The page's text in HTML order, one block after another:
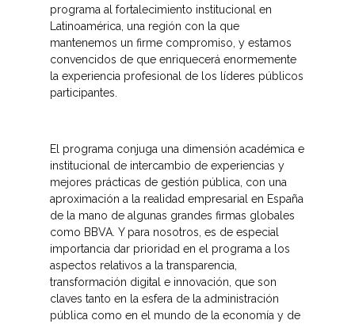
programa al fortalecimiento institucional en
Latinoamérica, una región con la que
mantenemos un firme compromiso, y estamos
convencidos de que enriquecerá enormemente
la experiencia profesional de los líderes públicos
participantes.
El programa conjuga una dimensión académica e
institucional de intercambio de experiencias y
mejores prácticas de gestión pública, con una
aproximación a la realidad empresarial en España
de la mano de algunas grandes firmas globales
como BBVA. Y para nosotros, es de especial
importancia dar prioridad en el programa a los
aspectos relativos a la transparencia,
transformación digital e innovación, que son
claves tanto en la esfera de la administración
pública como en el mundo de la economía y de